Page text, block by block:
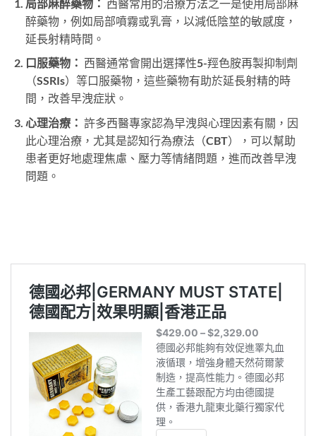
局部麻醉藥物： 西醫常用的治療方法之一是使用局部麻
醉藥物，例如局部噴霧或乳膏，以減低陰莖的敏感度，
延長射精時間。
口服藥物： 西醫通常會開出選擇性5-羥色胺再製抑制劑
（SSRIs）等口服藥物，這些藥物有助於延長射精的時
間，改善早洩症狀。
心理治療： 許多西醫專家認為早洩與心理因素有關，因
此心理治療，尤其是認知行為療法（CBT），可以幫助
患者更好地處理焦慮、壓力等情緒問題，進而改善早洩
問題。